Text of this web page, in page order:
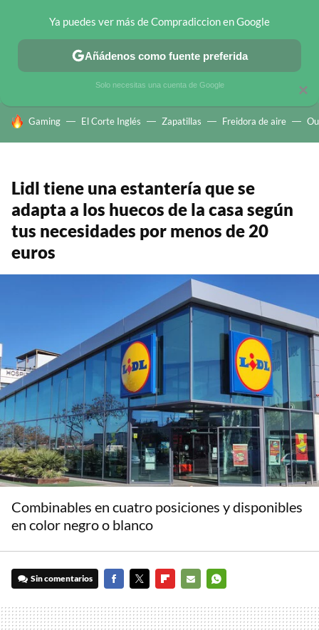
CHOLLOS TELEGRAM OFERTAS EN MÓVILES OFERTAS EN
HOY SE HABLA DE
Gaming El Corte Inglés Zapatillas Freidora de aire
Lidl tiene una estantería que se
adapta a los huecos de la casa según
tus necesidades por menos de 20
euros
Combinables en cuatro posiciones y disponibles
en color negro o blanco
Sin comentarios
MAIL
×
Ya puedes ver más de Compradiccion en Google
Añádenos como fuente preferida
Solo necesitas una cuenta de Google